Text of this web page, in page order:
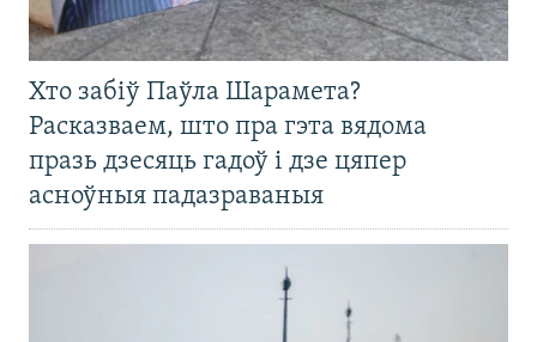
Хто забіў Паўла Шарамета?
Расказваем, што пра гэта вядома
празь дзесяць гадоў і дзе цяпер
асноўныя падазраваныя